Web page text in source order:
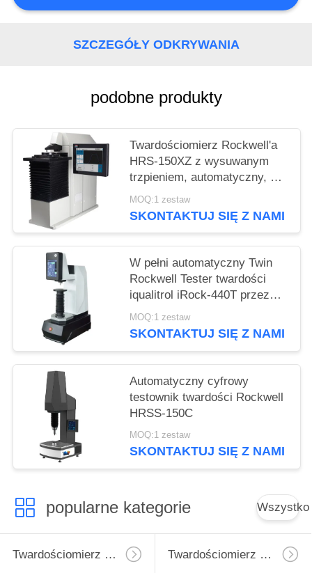
SZCZEGÓŁY ODKRYWANIA
podobne produkty
Twardościomierz Rockwell'a
HRS-150XZ z wysuwanym
trzpieniem, automatyczny, do
pomiarów zwykłych i
powierzchownych
MOQ:1 zestaw
SKONTAKTUJ SIĘ Z NAMI
W pełni automatyczny Twin
Rockwell Tester twardości
iqualitrol iRock-440T przez
jeden klucz operacji
MOQ:1 zestaw
SKONTAKTUJ SIĘ Z NAMI
Automatyczny cyfrowy
testownik twardości Rockwell
HRSS-150C
MOQ:1 zestaw
SKONTAKTUJ SIĘ Z NAMI
popularne kategorie Wszystko
Twardościomierz Micro Vickers Twardościomierz Vickersa